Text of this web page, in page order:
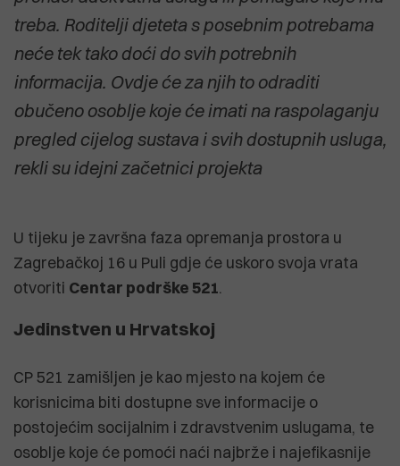
treba. Roditelji djeteta s posebnim potrebama
neće tek tako doći do svih potrebnih
informacija. Ovdje će za njih to odraditi
obučeno osoblje koje će imati na raspolaganju
pregled cijelog sustava i svih dostupnih usluga,
rekli su idejni začetnici projekta
U tijeku je završna faza opremanja prostora u
Zagrebačkoj 16 u Puli gdje će uskoro svoja vrata
otvoriti Centar podrške 521.
Jedinstven u Hrvatskoj
CP 521 zamišljen je kao mjesto na kojem će
korisnicima biti dostupne sve informacije o
postojećim socijalnim i zdravstvenim uslugama, te
osoblje koje će pomoći naći najbrže i najefikasnije